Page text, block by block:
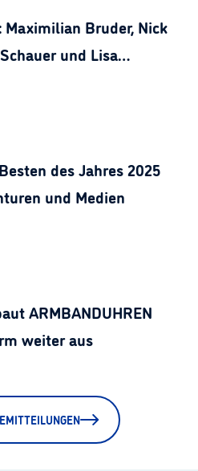
Maximilian Bruder, Nick
und Lisa
des Jahres 2025
und Medien
ARMBANDUHREN
weiter aus